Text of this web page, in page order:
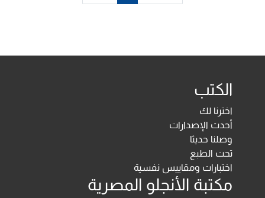
الكتب
اخترنا لك
أحدث الإصدارات
وصلنا حديثا
تحت الطبع
اختبارات ومقاييس نفسية
مكتبة الأنجلو المصرية